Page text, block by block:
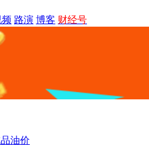
路演 博客 财经号
油价